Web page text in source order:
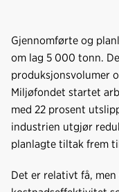
Gjennomførte og
om lag 5 000 tonn.
produksjonsvolumer
Miljøfondet startet
med 22 prosent
industrien utgjør
planlagte tiltak frem
Det er relativt få,